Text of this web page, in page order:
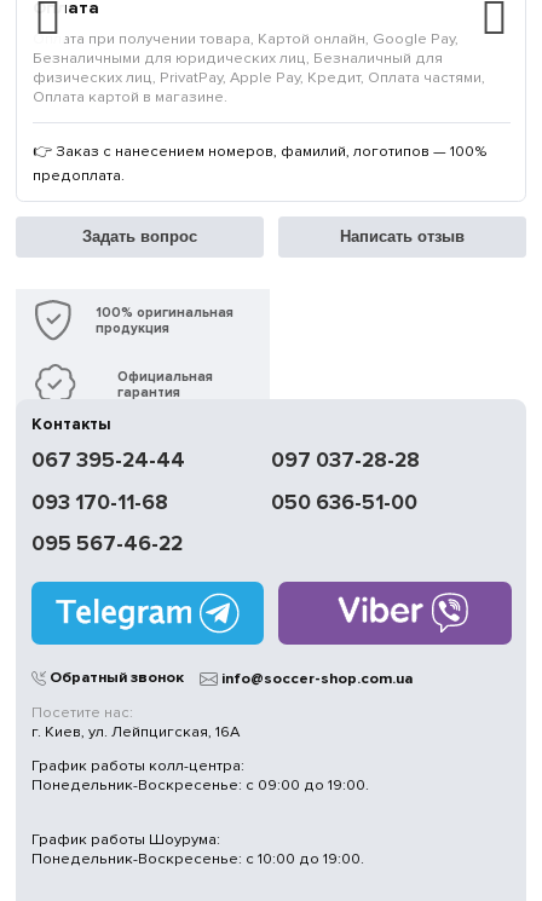
Оплата
Оплата при получении товара, Картой онлайн, Google Pay,
Безналичными для юридических лиц, Безналичный для
физических лиц, PrivatPay, Apple Pay, Кредит, Оплата частями,
Оплата картой в магазине.
👉 Заказ с нанесением номеров, фамилий, логотипов — 100%
предоплата.
Задать вопрос Написать отзыв
100% оригинальная
продукция
Официальная
гарантия
доставка
Обмен | Возвращение
без выходных
Магазины
в Киеве
Контакты
067 395-24-44
097 037-28-28
093 170-11-68
050 636-51-00
095 567-46-22
Обратный звонок
info@soccer-shop.com.ua
Посетите нас:
г. Киев, ул. Лейпцигская, 16А
График работы колл-центра:
Понедельник-Воскресенье: с 09:00 до 19:00.
График работы Шоурума:
Понедельник-Воскресенье: с 10:00 до 19:00.